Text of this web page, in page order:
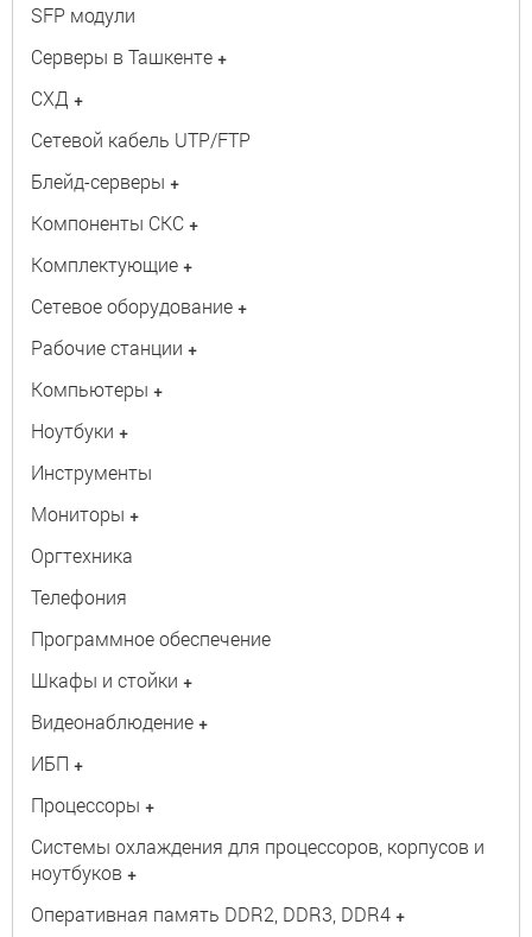
SFP модули
Серверы в Ташкенте +
СХД +
Сетевой кабель UTP/FTP
Блейд-серверы +
Компоненты СКС +
Комплектующие +
Сетевое оборудование +
Рабочие станции +
Компьютеры +
Ноутбуки +
Инструменты
Мониторы +
Оргтехника
Телефония
Программное обеспечение
Шкафы и стойки +
Видеонаблюдение +
ИБП +
Процессоры +
Системы охлаждения для процессоров, корпусов и
ноутбуков +
Оперативная память DDR2, DDR3, DDR4 +